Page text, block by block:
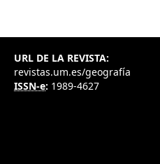
URL DE LA REVISTA:
revistas.um.es/geografía
ISSN-e: 1989-4627